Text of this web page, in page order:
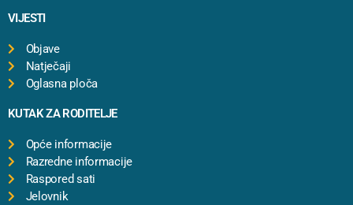
VIJESTI
Objave
Natječaji
Oglasna ploča
KUTAK ZA RODITELJE
Opće informacije
Razredne informacije
Raspored sati
Jelovnik